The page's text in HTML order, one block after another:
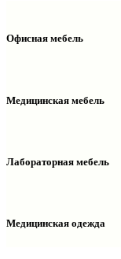
Офисная мебель
Надстройки
Столы рабочие
Шкафы колонки
Медицинская мебель
Шкафы колонки
Лабораторная мебель
Тумбы мойки
Медицинская одежда